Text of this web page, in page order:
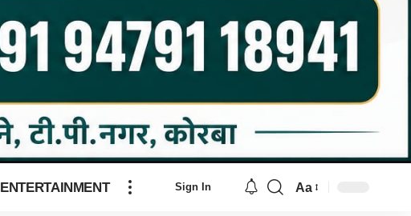
ENTERTAINMENT Sign In Aa